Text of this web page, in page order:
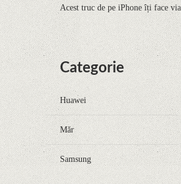
Acest truc de pe iPhone îți face
Categorie
Huawei
Măr
Samsung